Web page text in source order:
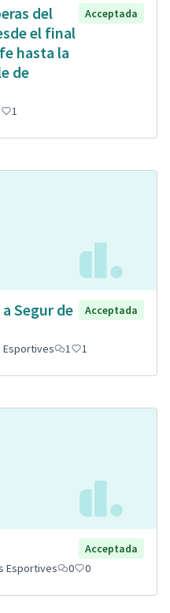
del
el final
hasta la
de
Acceptada
1
Segur de
Acceptada
Esportives 1 1
Acceptada
Esportives 0 0